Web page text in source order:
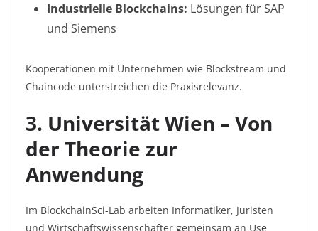
Industrielle Blockchains: Lösungen für SAP
und Siemens
Kooperationen mit Unternehmen wie Blockstream und
Chaincode unterstreichen die Praxisrelevanz.
3. Universität Wien – Von
der Theorie zur
Anwendung
Im BlockchainSci-Lab arbeiten Informatiker, Juristen
und Wirtschaftswissenschafter gemeinsam an Use